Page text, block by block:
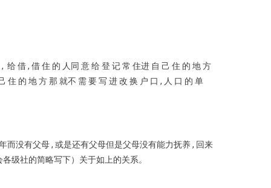
借 , 借 住 的 人同 意 给 登 记 常 住进 自 己 住 的 地 方
住 的 地 方 那 就不 需 要 写 进 改 换 户 口 , 人 口 的 单
而没有父母 , 或是还有父母但是父母没有能力抚养 , 回来
级社的简略写下）关于如上的关系。